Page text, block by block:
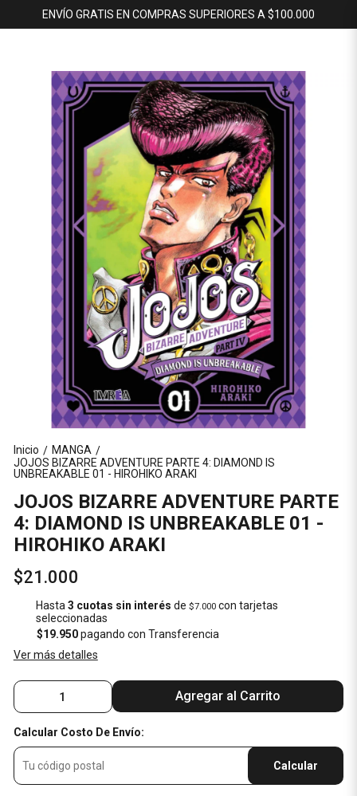
ENVÍO GRATIS EN COMPRAS SUPERIORES A $100.000
Inicio / MANGA /
JOJOS BIZARRE ADVENTURE PARTE 4: DIAMOND IS
UNBREAKABLE 01 - HIROHIKO ARAKI
JOJOS BIZARRE ADVENTURE PARTE
4: DIAMOND IS UNBREAKABLE 01 -
HIROHIKO ARAKI
$21.000
Hasta3 cuotas sin interés de$7.000 con tarjetas
seleccionadas
$19.950pagando con Transferencia
Ver más detalles
Agregar al Carrito
Calcular Costo De Envío:
Calcular